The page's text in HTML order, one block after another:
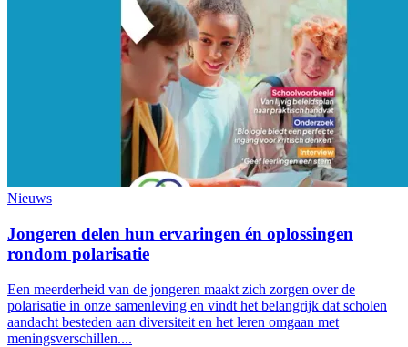
Nieuws
Jongeren delen hun ervaringen én oplossingen
rondom polarisatie
Een meerderheid van de jongeren maakt zich zorgen over de
polarisatie in onze samenleving en vindt het belangrijk dat scholen
aandacht besteden aan diversiteit en het leren omgaan met
meningsverschillen....